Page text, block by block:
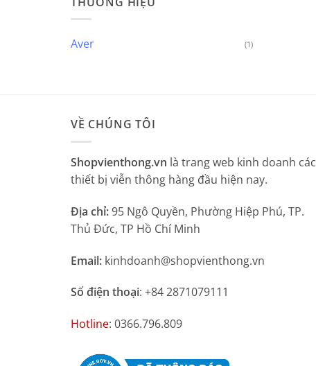
Aver (1)
VỀ CHÚNG TÔI
Shopvienthong.vn là trang web kinh doanh các
thiết bị viễn thông hàng đầu hiện nay.
Địa chỉ:95 Ngô Quyền, Phường Hiệp Phú, TP.
Thủ Đức, TP Hồ Chí Minh
Email: kinhdoanh@shopvienthong.vn
Số điện thoại: +84 2871079111
Hotline: 0366.796.809